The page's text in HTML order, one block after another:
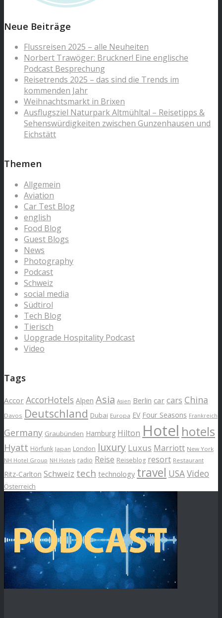
Neue Beiträge
Flussreisen 2025 – alle Neuheiten
Norbert Trawöger: Bruckner! Eine englische
Podcast Besprechung
Reisetrends 2025 – das sind die Trends im
kommenden Jahr
Weihnachtsmarkt in Brixen
Ausflugsziel Naturpark Altmühltal – Reisetipps &
Sehenswürdigkeiten zwischen Gunzenhausen und
Eichstätt
Themen
Allgemein
Aviation
Car Test Blog
english
Food Blog
Guest Blogs
News
Photography
Podcast
Schweiz
social media
Südtirol
Tech Blog
Tierisch
Uopgrade Hospitality Podcast
Video
Tags
Accor AccorHotels Alpen Asia Asien Berlin car cars China
Davos Deutschland Dubai Europa EV Four Seasons Frankreich
Germany Graubünden Hamburg Hilton Hotel hotels
Hyatt Hörfunk Japan London luxury Luxus Marriott New York
NH Hotel Group NH Hotels radio Reise Reiseblog resort Restaurant
Ritz-Carlton Schweiz tech technology travel USAVideo
Österreich